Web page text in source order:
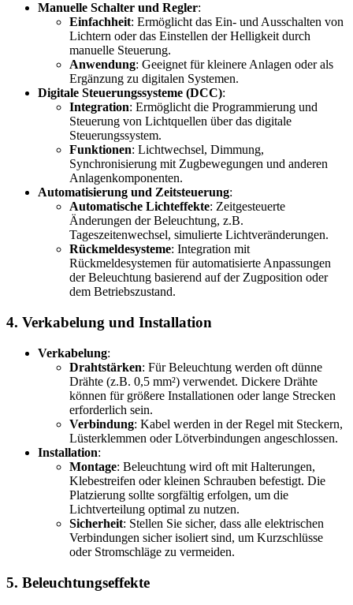
Manuelle Schalter und Regler:
Einfachheit: Ermöglicht das Ein- und Ausschalten von
Lichtern oder das Einstellen der Helligkeit durch
manuelle Steuerung.
Anwendung: Geeignet für kleinere Anlagen oder als
Ergänzung zu digitalen Systemen.
Digitale Steuerungssysteme (DCC):
Integration: Ermöglicht die Programmierung und
Steuerung von Lichtquellen über das digitale
Steuerungssystem.
Funktionen: Lichtwechsel, Dimmung,
Synchronisierung mit Zugbewegungen und anderen
Anlagenkomponenten.
Automatisierung und Zeitsteuerung:
Automatische Lichteffekte: Zeitgesteuerte
Änderungen der Beleuchtung, z.B.
Tageszeitenwechsel, simulierte Lichtveränderungen.
Rückmeldesysteme: Integration mit
Rückmeldesystemen für automatisierte Anpassungen
der Beleuchtung basierend auf der Zugposition oder
dem Betriebszustand.
4. Verkabelung und Installation
Verkabelung:
Drahtstärken: Für Beleuchtung werden oft dünne
Drähte (z.B. 0,5 mm²) verwendet. Dickere Drähte
können für größere Installationen oder lange Strecken
erforderlich sein.
Verbindung: Kabel werden in der Regel mit Steckern,
Lüsterklemmen oder Lötverbindungen angeschlossen.
Installation:
Montage: Beleuchtung wird oft mit Halterungen,
Klebestreifen oder kleinen Schrauben befestigt. Die
Platzierung sollte sorgfältig erfolgen, um die
Lichtverteilung optimal zu nutzen.
Sicherheit: Stellen Sie sicher, dass alle elektrischen
Verbindungen sicher isoliert sind, um Kurzschlüsse
oder Stromschläge zu vermeiden.
5. Beleuchtungseffekte